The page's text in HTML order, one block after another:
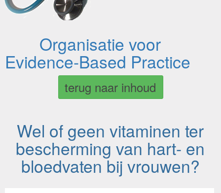
Organisatie voor
Evidence-Based Practice
terug naar inhoud
Wel of geen vitaminen ter
bescherming van hart- en
bloedvaten bij vrouwen?